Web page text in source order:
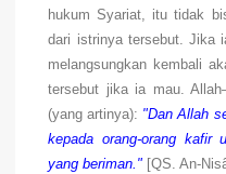
hukum Syariat, itu tidak
dari istrinya tersebut. Jika
melangsungkan kembali
tersebut jika ia mau.
(yang artinya): "Dan Allah
kepada orang-orang kafir
yang beriman." [QS. An-